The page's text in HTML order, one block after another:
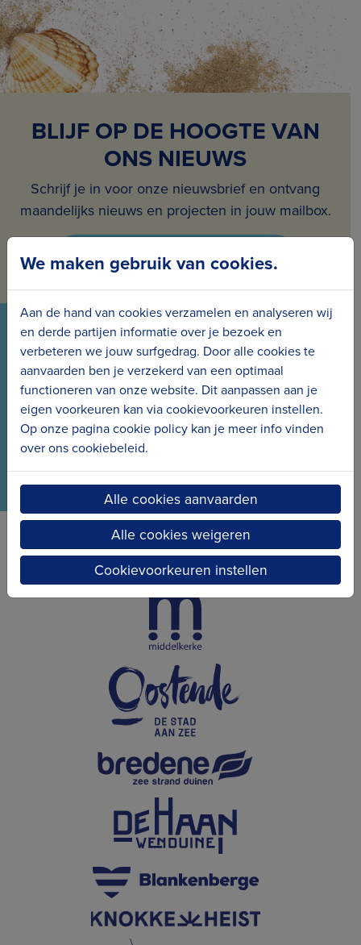
BLIJF OP DE HOOGTE VAN
ONS NIEUWS
Schrijf je in voor onze nieuwsbrief en ontvang
maandelijks nieuws en projecten in jouw mailbox.
Inschrijven voor de nieuwsbrief
VOLG ONS VIA ONZE SOCIALS
Wees meteen op de hoogte van het laatste nieuws
en de nieuwe projecten.
Erfgoedcel Kusterfgoed verbindt
We maken gebruik van cookies.
Aan de hand van cookies verzamelen en analyseren wij
en derde partijen informatie over je bezoek en
verbeteren we jouw surfgedrag. Door alle cookies te
aanvaarden ben je verzekerd van een optimaal
functioneren van onze website. Dit aanpassen aan je
eigen voorkeuren kan via cookievoorkeuren instellen.
Op onze pagina cookie policy kan je meer info vinden
over ons cookiebeleid.
Alle cookies aanvaarden
Alle cookies weigeren
Cookievoorkeuren instellen